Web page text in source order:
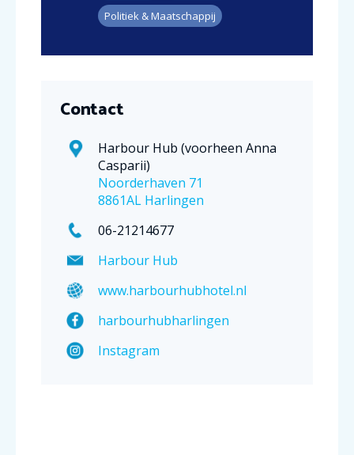
Politiek & Maatschappij
Contact
Harbour Hub (voorheen Anna
Casparii)
Noorderhaven 71
8861AL Harlingen
06-21214677
Harbour Hub
www.harbourhubhotel.nl
harbourhubharlingen
Instagram